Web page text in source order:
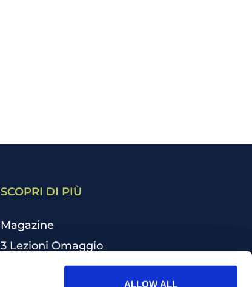
ALLOW ALL
SCOPRI DI PIÙ
Magazine
3 Lezioni Omaggio